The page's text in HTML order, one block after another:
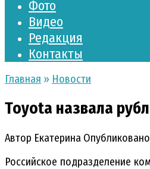
Фото
Видео
Редакция
Контакты
Главная » Новости
Toyota назвала
Автор Екатерина Опубликовано
Российское подразделение